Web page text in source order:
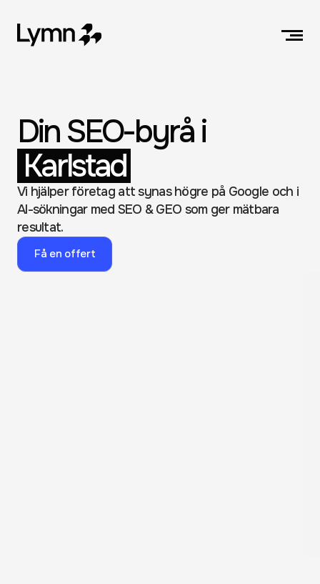
Din SEO-byrå i
Karlstad
Vi hjälper företag att synas högre på Google och i
AI-sökningar med SEO & GEO som ger mätbara
resultat.
Få en offert